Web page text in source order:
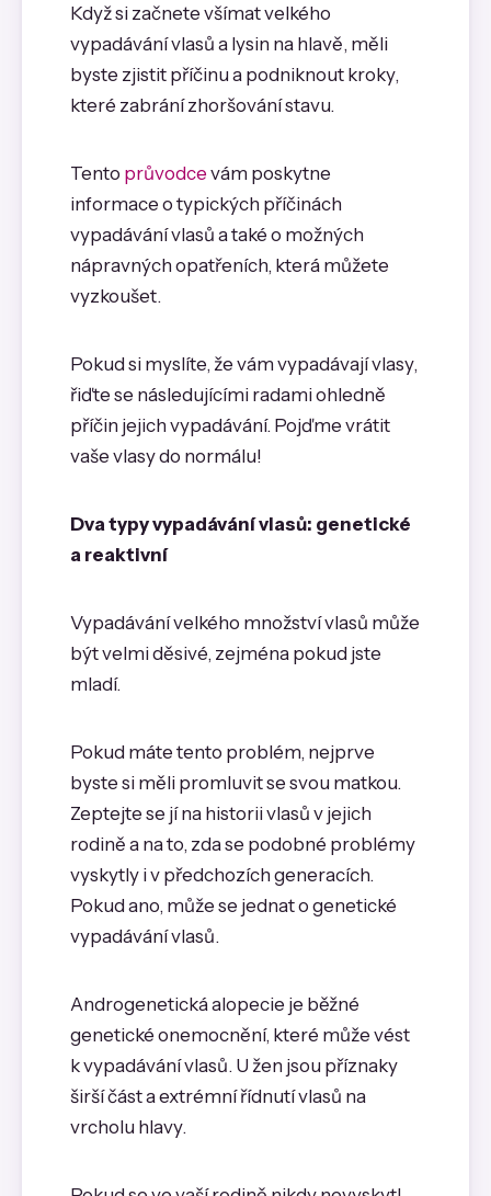
Když si začnete všímat velkého
vypadávání vlasů a lysin na hlavě, měli
byste zjistit příčinu a podniknout kroky,
které zabrání zhoršování stavu.
Tento průvodce vám poskytne
informace o typických příčinách
vypadávání vlasů a také o možných
nápravných opatřeních, která můžete
vyzkoušet.
Pokud si myslíte, že vám vypadávají vlasy,
řiďte se následujícími radami ohledně
příčin jejich vypadávání. Pojďme vrátit
vaše vlasy do normálu!
Dva typy vypadávání vlasů: genetické
a reaktivní
Vypadávání velkého množství vlasů může
být velmi děsivé, zejména pokud jste
mladí.
Pokud máte tento problém, nejprve
byste si měli promluvit se svou matkou.
Zeptejte se jí na historii vlasů v jejich
rodině a na to, zda se podobné problémy
vyskytly i v předchozích generacích.
Pokud ano, může se jednat o genetické
vypadávání vlasů.
Androgenetická alopecie je běžné
genetické onemocnění, které může vést
k vypadávání vlasů. U žen jsou příznaky
širší část a extrémní řídnutí vlasů na
vrcholu hlavy.